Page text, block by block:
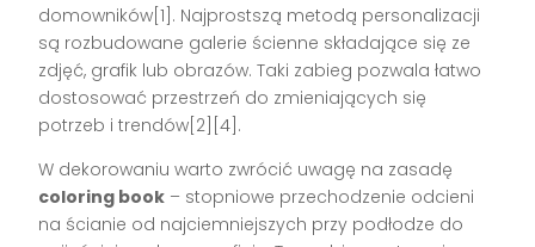
domowników[1]. Najprostszą metodą personalizacji
są rozbudowane galerie ścienne składające się ze
zdjęć, grafik lub obrazów. Taki zabieg pozwala łatwo
dostosować przestrzeń do zmieniających się
potrzeb i trendów[2][4].
W dekorowaniu warto zwrócić uwagę na zasadę
coloring book – stopniowe przechodzenie odcieni
na ścianie od najciemniejszych przy podłodze do